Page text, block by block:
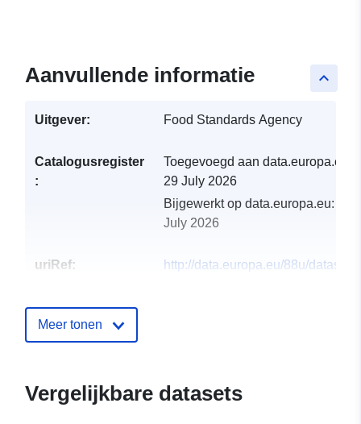
keyboard_arrow_up
Aanvullende informatie
Uitgever: Food Standards Agency
Catalogusregister
:
Toegevoegd aan data.europa.eu:
29 July 2026
Bijgewerkt op data.europa.eu:
July 2026
uriRef:
http://data.europa.eu/88u/dataset/
Meer tonen
Vergelijkbare datasets